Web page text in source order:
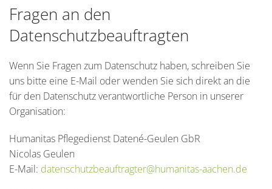
Fragen an den
Datenschutzbeauftragten
Wenn Sie Fragen zum Datenschutz haben, schreiben Sie
uns bitte eine E-Mail oder wenden Sie sich direkt an die
für den Datenschutz verantwortliche Person in unserer
Organisation:
Humanitas Pflegedienst Datené-Geulen GbR
Nicolas Geulen
E-Mail: datenschutzbeauftragter@humanitas-aachen.de